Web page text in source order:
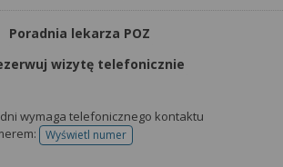
Poradnia lekarza POZ
wizytę telefonicznie
wymaga telefonicznego kontaktu
Wyświetl numertelefonu do rejestracji